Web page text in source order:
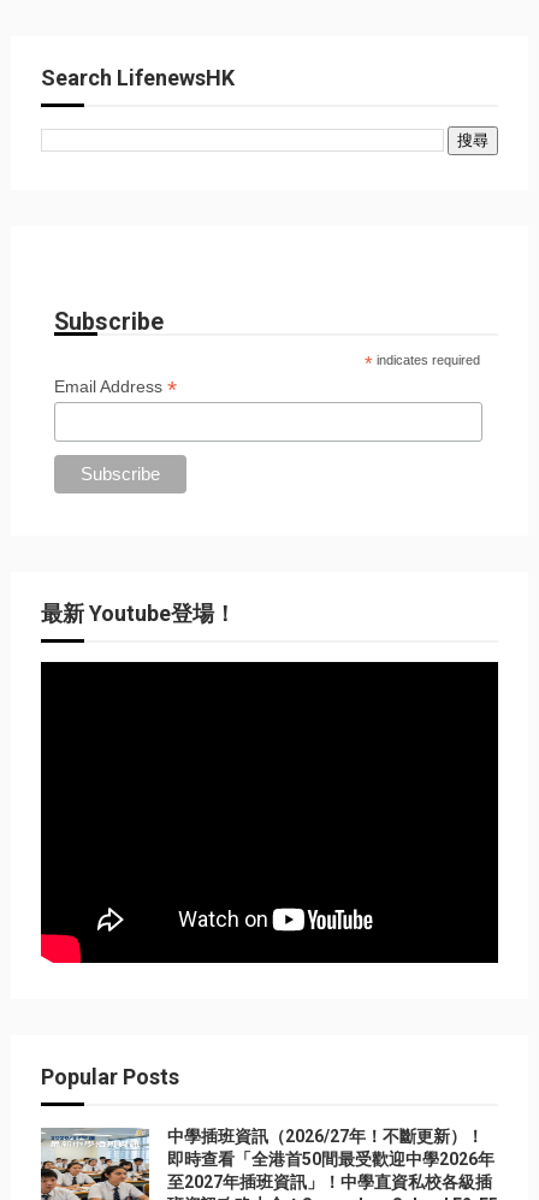
Search LifenewsHK
Subscribe
* indicates required
Email Address*
最新 Youtube登場！
Popular Posts
中學插班資訊（2026/27年！不斷更新）！
即時查看「全港首50間最受歡迎中學2026年
至2027年插班資訊」！中學直資私校各級插